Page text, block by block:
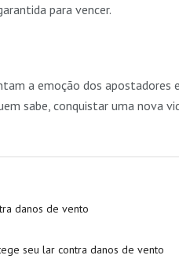
para vencer.
a emoção dos apostadores
sabe, conquistar uma nova
danos de vento
seu lar contra danos de vento